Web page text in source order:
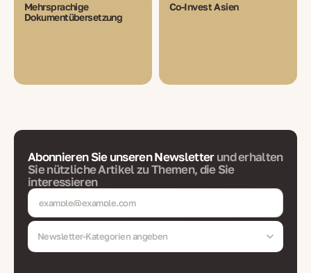
Mehrsprachige
Dokumentübersetzung
Co-Invest Asien
Abonnieren Sie unseren Newsletterund erhalten
Sie nützliche Artikel zu Themen, die Sie
interessieren
Newsletter-Kategorien angeben